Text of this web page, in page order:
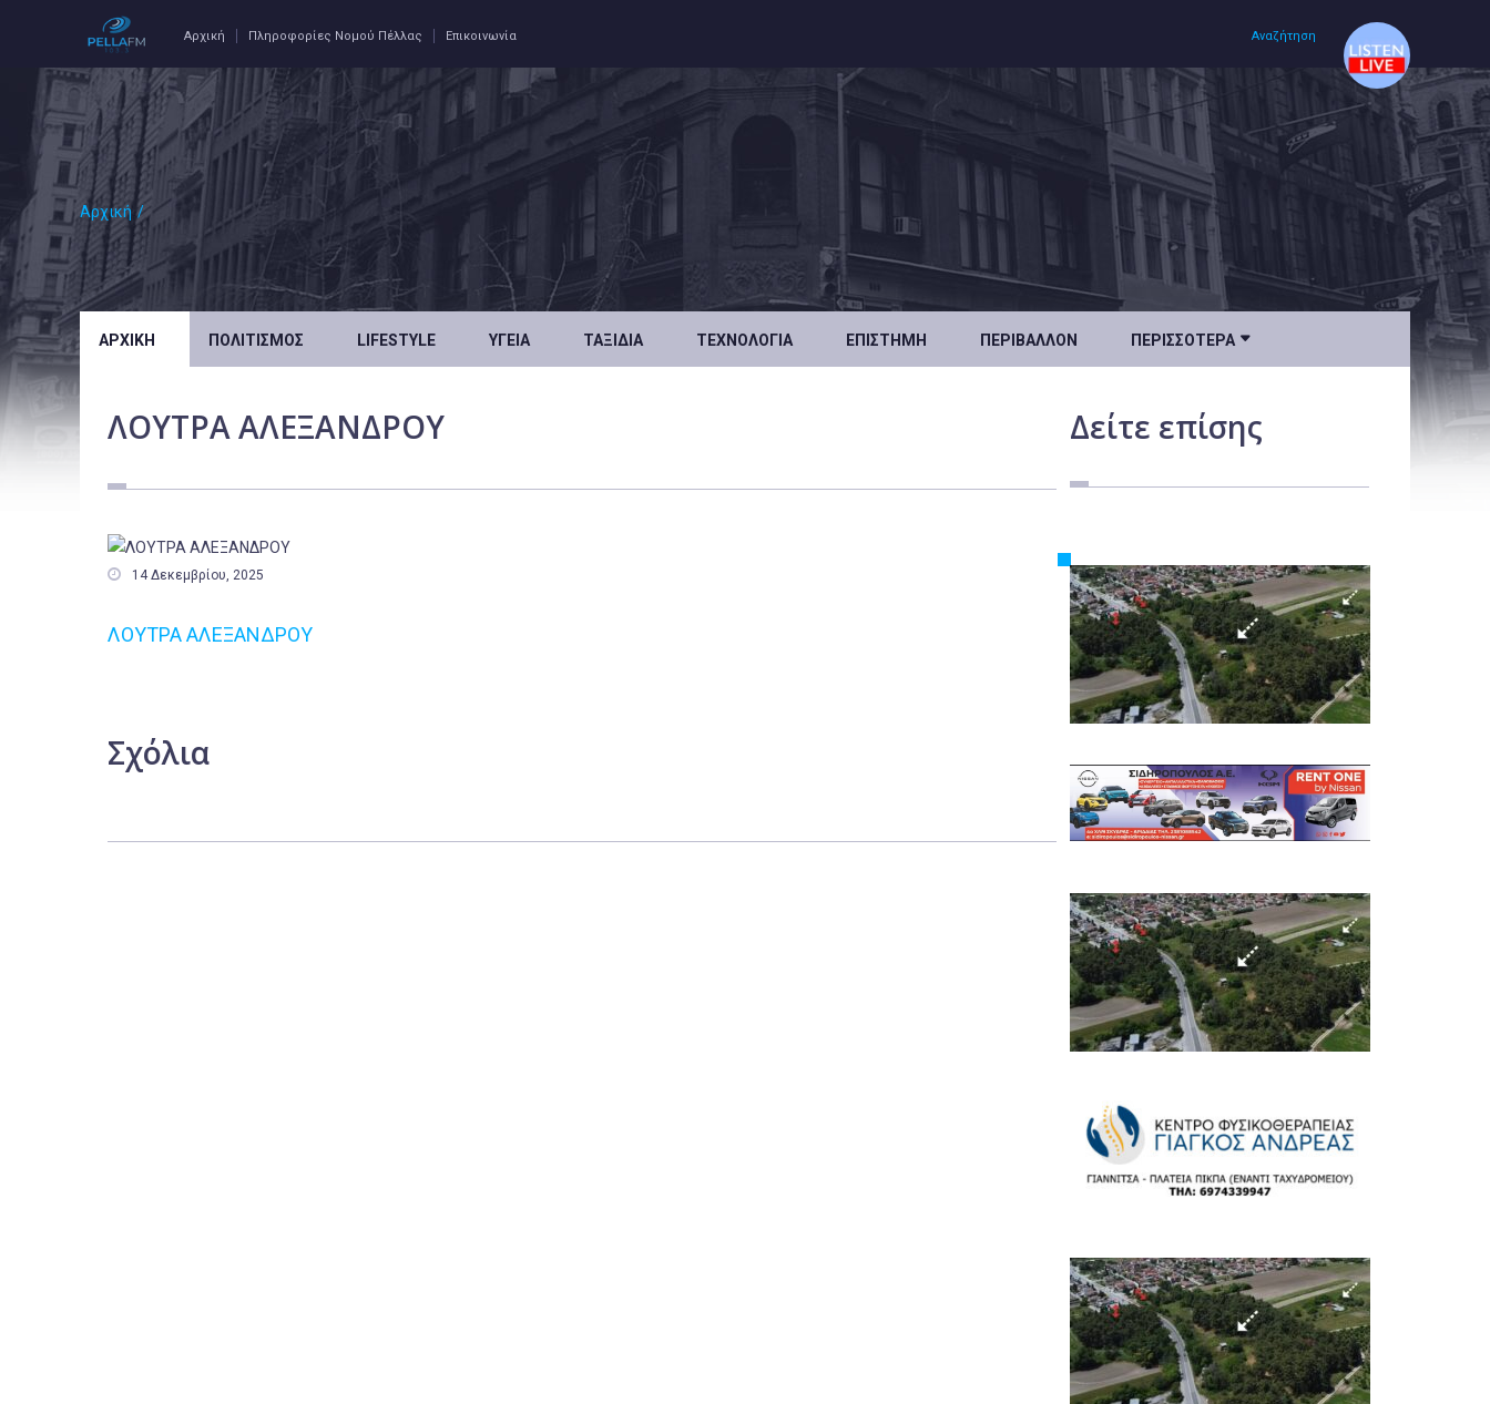
Αρχική Πληροφορίες Νομού Πέλλας Επικοινωνία Αναζήτηση
Αρχική /
ΑΡΧΙΚΉ ΠΟΛΙΤΙΣΜΌΣ LIFESTYLE ΥΓΕΊΑ ΤΑΞΊΔΙΑ ΤΕΧΝΟΛΟΓΊΑ ΕΠΙΣΤΉΜΗ ΠΕΡΙΒΆΛΛΟΝ ΠΕΡΙΣΣΌΤΕΡΑ 
ΛΟΥΤΡΑ ΑΛΕΞΑΝΔΡΟΥ
 14 Δεκεμβρίου, 2025
ΛΟΥΤΡΑ ΑΛΕΞΑΝΔΡΟΥ
Σχόλια
Δείτε επίσης
Αρχική
Πολιτισμός
Υγεία
Ταξίδια
Επιστήμη
Περιβάλλον
Κόσμος
Τοπικά
Αγροτικά
Οικονομία
Αθλητικά
Αστυνομικό Δελτίο